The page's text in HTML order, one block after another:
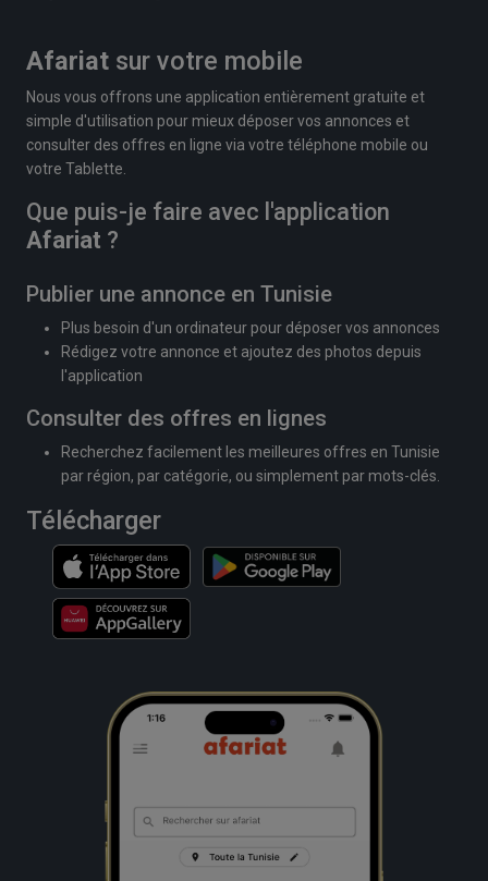
Afariat sur votre mobile
Nous vous offrons une application entièrement gratuite et
simple d'utilisation pour mieux déposer vos annonces et
consulter des offres en ligne via votre téléphone mobile ou
votre Tablette.
Que puis-je faire avec l'application
Afariat ?
Publier une annonce en Tunisie
Plus besoin d'un ordinateur pour déposer vos annonces
Rédigez votre annonce et ajoutez des photos depuis
l'application
Consulter des offres en lignes
Recherchez facilement les meilleures offres en Tunisie
par région, par catégorie, ou simplement par mots-clés.
Télécharger